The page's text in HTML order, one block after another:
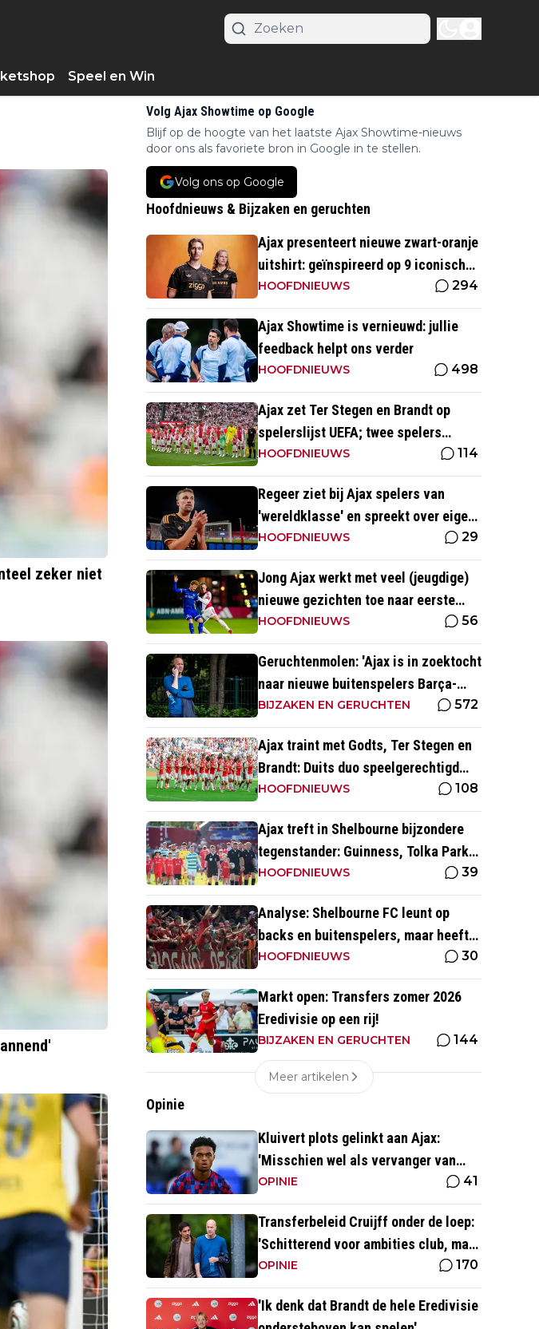
Speel en Win
zeker niet
Volg Ajax Showtime op Google
Blijf op de hoogte van het laatste Ajax Showtime-nieuws
door ons als favoriete bron in Google in te stellen.
Volg ons op Google
Hoofdnieuws & Bijzaken en geruchten
Ajax presenteert nieuwe zwart-oranje
uitshirt: geïnspireerd op 9 iconische
momenten uit clubhistorie
HOOFDNIEUWS 294
Ajax Showtime is vernieuwd: jullie
feedback helpt ons verder
HOOFDNIEUWS 498
Ajax zet Ter Stegen en Brandt op
spelerslijst UEFA; twee spelers
daardoor van de lijst
HOOFDNIEUWS 114
Regeer ziet bij Ajax spelers van
'wereldklasse' en spreekt over eigen
toekomst: 'Het wordt nog druk'
HOOFDNIEUWS 29
Jong Ajax werkt met veel (jeugdige)
nieuwe gezichten toe naar eerste
duel met FC Dordrecht
HOOFDNIEUWS 56
Geruchtenmolen: 'Ajax is in zoektocht
naar nieuwe buitenspelers Barça-
aanvaller nog niet vergeten'
BIJZAKEN EN GERUCHTEN 572
Ajax traint met Godts, Ter Stegen en
Brandt: Duits duo speelgerechtigd
voor thuisduel met Shelbourne
HOOFDNIEUWS 108
Ajax treft in Shelbourne bijzondere
tegenstander: Guinness, Tolka Park
en bijzonder lage marktwaarde
HOOFDNIEUWS 39
Analyse: Shelbourne FC leunt op
backs en buitenspelers, maar heeft
restverdediging totaal niet op orde
HOOFDNIEUWS 30
Markt open: Transfers zomer 2026
Eredivisie op een rij!
BIJZAKEN EN GERUCHTEN 144
Meer artikelen
Opinie
Kluivert plots gelinkt aan Ajax:
'Misschien wel als vervanger van
Mika Godts'
OPINIE 41
Transferbeleid Cruijff onder de loep:
'Schitterend voor ambities club, maar
vind het heel opvallend'
OPINIE 170
'Ik denk dat Brandt de hele Eredivisie